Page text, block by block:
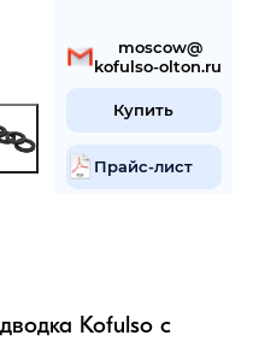
mosсow@
kofulso-olton.ru
Купить
Прайс-лист
Kofulso с